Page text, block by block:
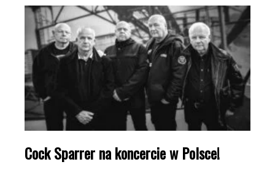
Cock Sparrer na koncercie w Polsce!